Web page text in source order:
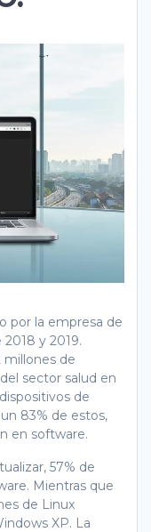
por la empresa de
y 2019.
millones de
sector salud en
de
83% de estos,
en software.
57% de
Mientras que
de Linux
XP. La